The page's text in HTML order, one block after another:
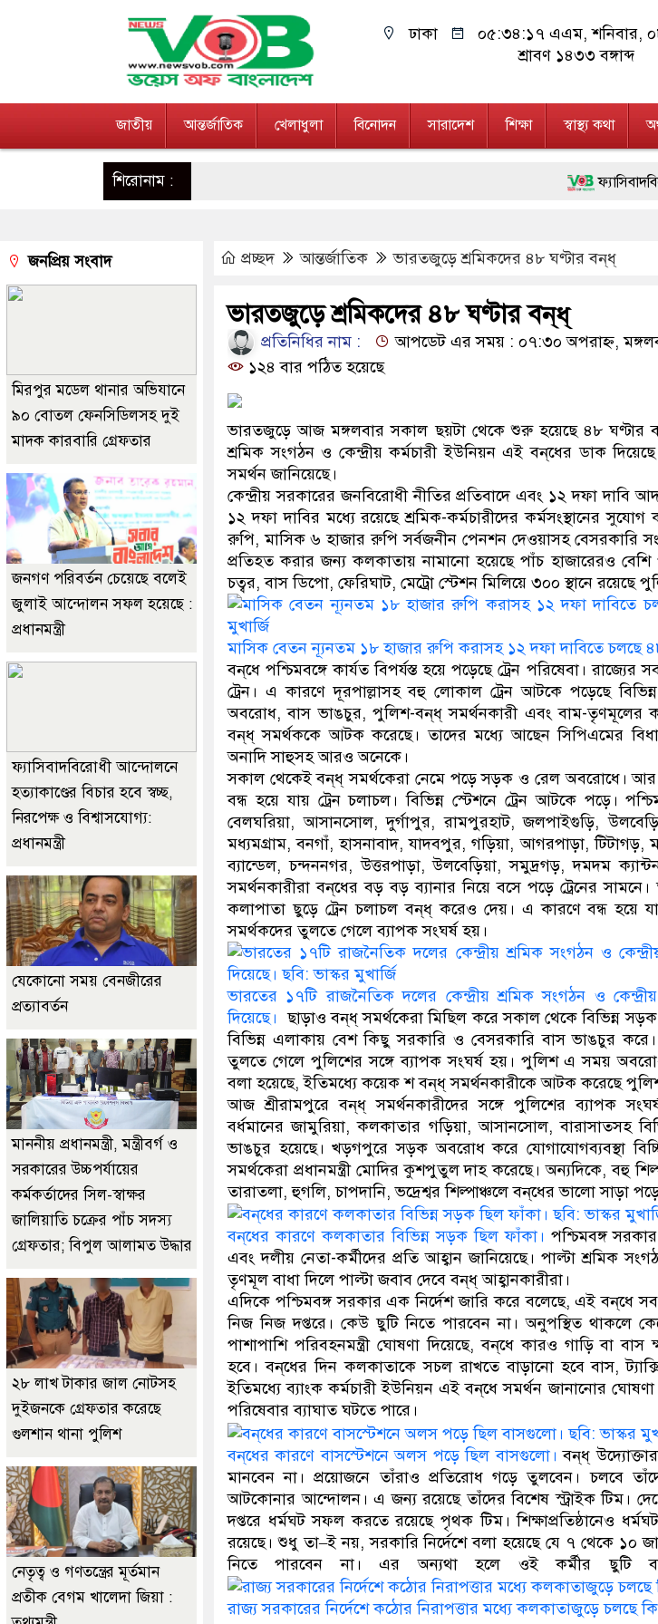
ঢাকা ০৫:৩৪:১৮ এএম, শনিবার,
শ্রাবণ ১৪৩৩ বঙ্গাব্দ
জাতীয় আন্তর্জাতিক খেলাধুলা বিনোদন সারাদেশ শিক্ষা স্বাস্থ্য কথা
শিরোনাম : ফ্যাসিবাদবিরোধী
জনগণ পরিবর্তন চেয়েছে
২৮ লাখ টাকার জাল
নেতৃত্ব ও গণতন্ত্রের
প্রচ্ছদ আন্তর্জাতিক ভারতজুড়ে শ্রমিকদের ৪৮ ঘণ্টার বন্‌ধ্‌
ভারতজুড়ে শ্রমিকদের ৪৮ ঘণ্টার বন্‌ধ্‌
প্রতিনিধির নাম :
আপডেট এর সময় : ০৭:৩০ অপরাহ্ন,
১২৪ বার পঠিত হয়েছে
ভারতজুড়ে আজ মঙ্গলবার সকাল ছয়টা থেকে শুরু হয়েছে ৪৮ ঘণ্টার
শ্রমিক সংগঠন ও কেন্দ্রীয় কর্মচারী ইউনিয়ন এই বন্‌ধের ডাক
সমর্থন জানিয়েছে।
কেন্দ্রীয় সরকারের জনবিরোধী নীতির প্রতিবাদে এবং ১২ দফা দাবি
১২ দফা দাবির মধ্যে রয়েছে শ্রমিক-কর্মচারীদের কর্মসংস্থানের
রুপি, মাসিক ৬ হাজার রুপি সর্বজনীন পেনশন দেওয়াসহ বেসরকারি
প্রতিহত করার জন্য কলকাতায় নামানো হয়েছে পাঁচ হাজারেরও
চত্বর, বাস ডিপো, ফেরিঘাট, মেট্রো স্টেশন মিলিয়ে ৩০০ স্থানে রয়েছে
মাসিক বেতন ন্যূনতম ১৮ হাজার রুপি করাসহ ১২ দফা দাবিতে চলছে
বন্‌ধে পশ্চিমবঙ্গে কার্যত বিপর্যস্ত হয়ে পড়েছে ট্রেন পরিষেবা।
ট্রেন। এ কারণে দূরপাল্লাসহ বহু লোকাল ট্রেন আটকে পড়েছে
অবরোধ, বাস ভাঙচুর, পুলিশ-বন্‌ধ্‌ সমর্থনকারী এবং বাম-তৃণমূলের
বন্‌ধ্‌ সমর্থককে আটক করেছে। তাদের মধ্যে আছেন সিপিএমের
অনাদি সাহুসহ আরও অনেকে।
সকাল থেকেই বন্‌ধ্‌ সমর্থকেরা নেমে পড়ে সড়ক ও রেল অবরোধে। আর
বন্ধ হয়ে যায় ট্রেন চলাচল। বিভিন্ন স্টেশনে ট্রেন আটকে পড়ে।
বেলঘরিয়া, আসানসোল, দুর্গাপুর, রামপুরহাট, জলপাইগুড়ি,
মধ্যমগ্রাম, বনগাঁ, হাসনাবাদ, যাদবপুর, গড়িয়া, আগরপাড়া,
ব্যান্ডেল, চন্দননগর, উত্তরপাড়া, উলবেড়িয়া, সমুদ্রগড়, দমদম
সমর্থনকারীরা বন্‌ধের বড় বড় ব্যানার নিয়ে বসে পড়ে ট্রেনের
কলাপাতা ছুড়ে ট্রেন চলাচল বন্‌ধ্‌ করেও দেয়। এ কারণে বন্ধ হয়ে
সমর্থকদের তুলতে গেলে ব্যাপক সংঘর্ষ হয়।
ভারতের ১৭টি রাজনৈতিক দলের কেন্দ্রীয় শ্রমিক সংগঠন ও
দিয়েছে। ছাড়াও বন্‌ধ্‌ সমর্থকেরা মিছিল করে সকাল থেকে বিভিন্ন
বিভিন্ন এলাকায় বেশ কিছু সরকারি ও বেসরকারি বাস ভাঙচুর
তুলতে গেলে পুলিশের সঙ্গে ব্যাপক সংঘর্ষ হয়। পুলিশ এ সময়
বলা হয়েছে, ইতিমধ্যে কয়েক শ বন্‌ধ্‌ সমর্থনকারীকে আটক করেছে
আজ শ্রীরামপুরে বন্‌ধ্‌ সমর্থনকারীদের সঙ্গে পুলিশের ব্যাপক
বর্ধমানের জামুরিয়া, কলকাতার গড়িয়া, আসানসোল, বারাসাতসহ
ভাঙচুর হয়েছে। খড়গপুরে সড়ক অবরোধ করে যোগাযোগব্যবস্থা
সমর্থকেরা প্রধানমন্ত্রী মোদির কুশপুতুল দাহ করেছে। অন্যদিকে, বহু
তারাতলা, হুগলি, চাপদানি, ভদ্রেশ্বর শিল্পাঞ্চলে বন্‌ধের ভালো সাড়া
বন্‌ধের কারণে কলকাতার বিভিন্ন সড়ক ছিল ফাঁকা। পশ্চিমবঙ্গ
এবং দলীয় নেতা-কর্মীদের প্রতি আহ্বান জানিয়েছে। পাল্টা শ্রমিক
তৃণমূল বাধা দিলে পাল্টা জবাব দেবে বন্‌ধ্‌ আহ্বানকারীরা।
এদিকে পশ্চিমবঙ্গ সরকার এক নির্দেশ জারি করে বলেছে, এই বন্‌ধে
নিজ নিজ দপ্তরে। কেউ ছুটি নিতে পারবেন না। অনুপস্থিত থাকলে
পাশাপাশি পরিবহনমন্ত্রী ঘোষণা দিয়েছে, বন্‌ধে কারও গাড়ি বা বাস
হবে। বন্‌ধের দিন কলকাতাকে সচল রাখতে বাড়ানো হবে বাস,
ইতিমধ্যে ব্যাংক কর্মচারী ইউনিয়ন এই বন্‌ধে সমর্থন জানানোর
পরিষেবার ব্যাঘাত ঘটতে পারে।
বন্‌ধের কারণে বাসস্টেশনে অলস পড়ে ছিল বাসগুলো।বন্‌ধ্‌
মানবেন না। প্রয়োজনে তাঁরাও প্রতিরোধ গড়ে তুলবেন। চলবে
আটকোনার আন্দোলন। এ জন্য রয়েছে তাঁদের বিশেষ স্ট্রাইক টিম।
দপ্তরে ধর্মঘট সফল করতে রয়েছে পৃথক টিম। শিক্ষাপ্রতিষ্ঠানেও
রয়েছে। শুধু তা–ই নয়, সরকারি নির্দেশে বলা হয়েছে যে ৭ থেকে ১০
নিতে পারবেন না। এর অন্যথা হলে ওই কর্মীর ছুটি
রাজ্য সরকারের নির্দেশে কঠোর নিরাপত্তার মধ্যে কলকাতাজুড়ে চলছে
জনপ্রিয় সংবাদ
মিরপুর মডেল থানার অভিযানে
৯০ বোতল ফেনসিডিলসহ দুই
মাদক কারবারি গ্রেফতার
জনগণ পরিবর্তন চেয়েছে বলেই
জুলাই আন্দোলন সফল হয়েছে :
প্রধানমন্ত্রী
ফ্যাসিবাদবিরোধী আন্দোলনে
হত্যাকাণ্ডের বিচার হবে স্বচ্ছ,
নিরপেক্ষ ও বিশ্বাসযোগ্য:
প্রধানমন্ত্রী
যেকোনো সময় বেনজীরের
প্রত্যাবর্তন
মাননীয় প্রধানমন্ত্রী, মন্ত্রীবর্গ ও
সরকারের উচ্চপর্যায়ের
কর্মকর্তাদের সিল-স্বাক্ষর
জালিয়াতি চক্রের পাঁচ সদস্য
গ্রেফতার; বিপুল আলামত উদ্ধার
২৮ লাখ টাকার জাল নোটসহ
দুইজনকে গ্রেফতার করেছে
গুলশান থানা পুলিশ
নেতৃত্ব ও গণতন্ত্রের মূর্তমান
প্রতীক বেগম খালেদা জিয়া :